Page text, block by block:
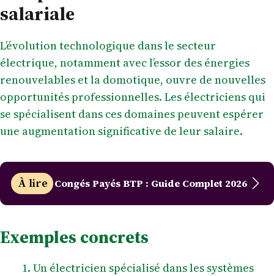
salariale
L’évolution technologique dans le secteur
électrique, notamment avec l’essor des énergies
renouvelables et la domotique, ouvre de nouvelles
opportunités professionnelles. Les électriciens qui
se spécialisent dans ces domaines peuvent espérer
une augmentation significative de leur salaire.
À lire Congés Payés BTP : Guide Complet 2026
Exemples concrets
Un électricien spécialisé dans les systèmes